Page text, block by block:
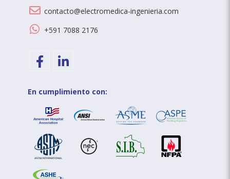
E-
contacto@electromedica-ingenieria.com
WhatsApp
+591 7088 2176
FacebookLinkedin
En cumplimiento con: